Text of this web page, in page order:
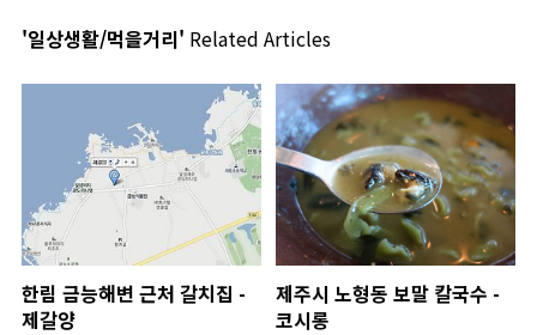
'일상생활/먹을거리' Related Articles
한림 금능해변 근처 갈치집 -
제갈양
제주시 노형동 보말 칼국수 -
코시롱